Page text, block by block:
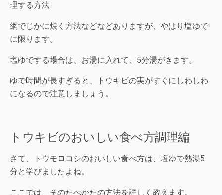
理する方法
網でじかに焼く方法などなどありますが、やはり塩ゆで
に限ります。
塩ゆでする場合は、お湯に入れて、5分湯がきます。
ゆで時間が長すぎると、トウキビの実がすぐにしわしわ
になるので注意しましょう。
トウキビのおいしい食べ方調理編
さて、トウモロコシのおいしい食べ方は、塩ゆで熱湯5
分と学びましたよね。
ここでは、そのたべかたの方法を詳しく教えます。